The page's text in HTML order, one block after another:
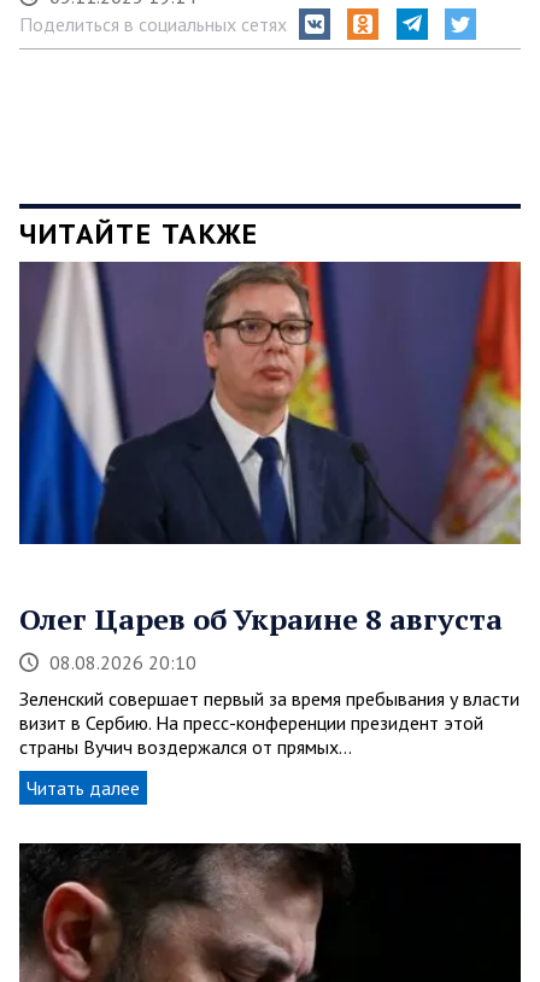
Поделиться в социальных сетях
ЧИТАЙТЕ ТАКЖЕ
Олег Царев об Украине 8 августа
08.08.2026 20:10
Зеленский совершает первый за время пребывания у власти
визит в Сербию. На пресс-конференции президент этой
страны Вучич воздержался от прямых…
Читать далее